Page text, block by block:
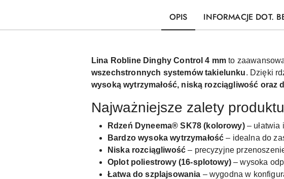
OPIS INFORMACJE DOT.
Lina Robline Dinghy Control 4 mm to
wszechstronnych systemów takielunku. Dzięki
wysoką wytrzymałość, niską rozciągliwość oraz
Najważniejsze zalety produktu
Rdzeń Dyneema® SK78 (kolorowy)– ułatwia
Bardzo wysoka wytrzymałość – idealna do
Niska rozciągliwość – precyzyjne
Oplot poliestrowy (16-splotowy)– wysoka
Łatwa do szplajsowania – wygodna w